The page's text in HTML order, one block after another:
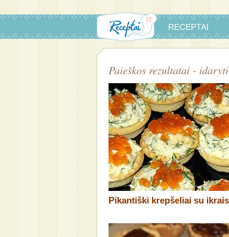
RECEPTAI
Paieškos rezultatai -
Pikantiški krepšeliai su ikrais